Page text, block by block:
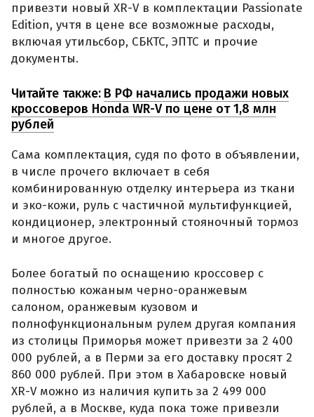
привезти новый XR-V в комплектации Passionate
Edition, учтя в цене все возможные расходы,
включая утильсбор, СБКТС, ЭПТС и прочие
документы.
Читайте также: В РФ начались продажи новых
кроссоверов Honda WR-V по цене от 1,8 млн
рублей
Сама комплектация, судя по фото в объявлении,
в числе прочего включает в себя
комбинированную отделку интерьера из ткани
и эко-кожи, руль с частичной мультифункцией,
кондиционер, электронный стояночный тормоз
и многое другое.
Более богатый по оснащению кроссовер с
полностью кожаным черно-оранжевым
салоном, оранжевым кузовом и
полнофункциональным рулем другая компания
из столицы Приморья может привезти за 2 400
000 рублей, а в Перми за его доставку просят 2
860 000 рублей. При этом в Хабаровске новый
XR-V можно из наличия купить за 2 499 000
рублей, а в Москве, куда пока тоже привезли